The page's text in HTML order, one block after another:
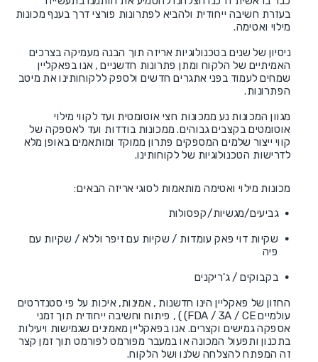
בעזרת חשיבה ייחודית ולהביא לפתרונות פורצי דרך בענף מכונות
מילוי ואטימה.
ניסיון של שנים בטכנולוגיות אריזה תוך הבנה מעמיקה בצרכים
האמיתיים של הלקוח ומתן פתרונות חדשניים , אנו בפאקליין
שמחים לעמוד בפני אתגרים חדשים ולספק ללקוחותינו את מיטב
הפתרונות.
מגוון המכונות נע ממכונות חצי אוטומטית ועד לקווי מילוי
אוטומטים בקצבים גבוהים. ממכונות בודדות ועד לאספקה של
קווי ייצור שלמים המספקים פתרון ממוקד ומותאמים באופן מלא
לדרישות הטכנולוגיות של לקוחותינו.
מכונות מילוי ואטימה מותאמות לסוגי אריזה הבאים:
גביעים/מגשיות/קפסולות
שקיות דוי פאק עומדות / שקיות עם זיפר וללא / שקיות עם
פיה
בקבוקים / ג'ריקנים
החזון של פאקליין הינו חדשנות , אמינות, איכות על פי סטנדרטים
עולמיים FDA / 3A / CE) ) , פיתוח וחשיבה ייחודית תוך זמני
אספקה גמישים וקצרים. אנו בפאקליין מאמינים שגמישות ויעילות
בתכנון ותפעול המכונה או במעבר מפורמט לפורמט תוך זמן קצר
זה המפתח להצלחה שלנו ושל הלקוח.